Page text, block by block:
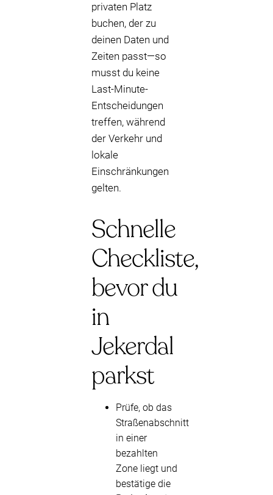
privaten Platz
buchen, der zu
deinen Daten und
Zeiten passt—so
musst du keine
Last-Minute-
Entscheidungen
treffen, während
der Verkehr und
lokale
Einschränkungen
gelten.
Schnelle
Checkliste,
bevor du
in
Jekerdal
parkst
Prüfe, ob das
Straßenabschnitt
in einer
bezahlten
Zone liegt und
bestätige die